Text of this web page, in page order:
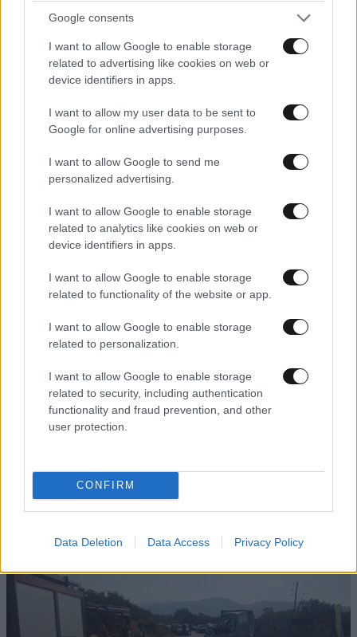
Google consents
I want to allow Google to enable storage
related to advertising like cookies on web or
device identifiers in apps.
I want to allow my user data to be sent to
Google for online advertising purposes.
I want to allow Google to send me
personalized advertising.
I want to allow Google to enable storage
related to analytics like cookies on web or
device identifiers in apps.
I want to allow Google to enable storage
related to functionality of the website or app.
I want to allow Google to enable storage
related to personalization.
I want to allow Google to enable storage
related to security, including authentication
functionality and fraud prevention, and other
user protection.
CONFIRM
Data Deletion Data Access Privacy Policy
5 ροφήματα που μπορείτε να πίνετε πριν τον
ύπνο για καλύτερα επίπεδα σακχάρου στο αίμα